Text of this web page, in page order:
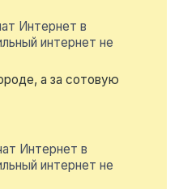
Интернет в
интернет не
а за сотовую
Интернет в
интернет не